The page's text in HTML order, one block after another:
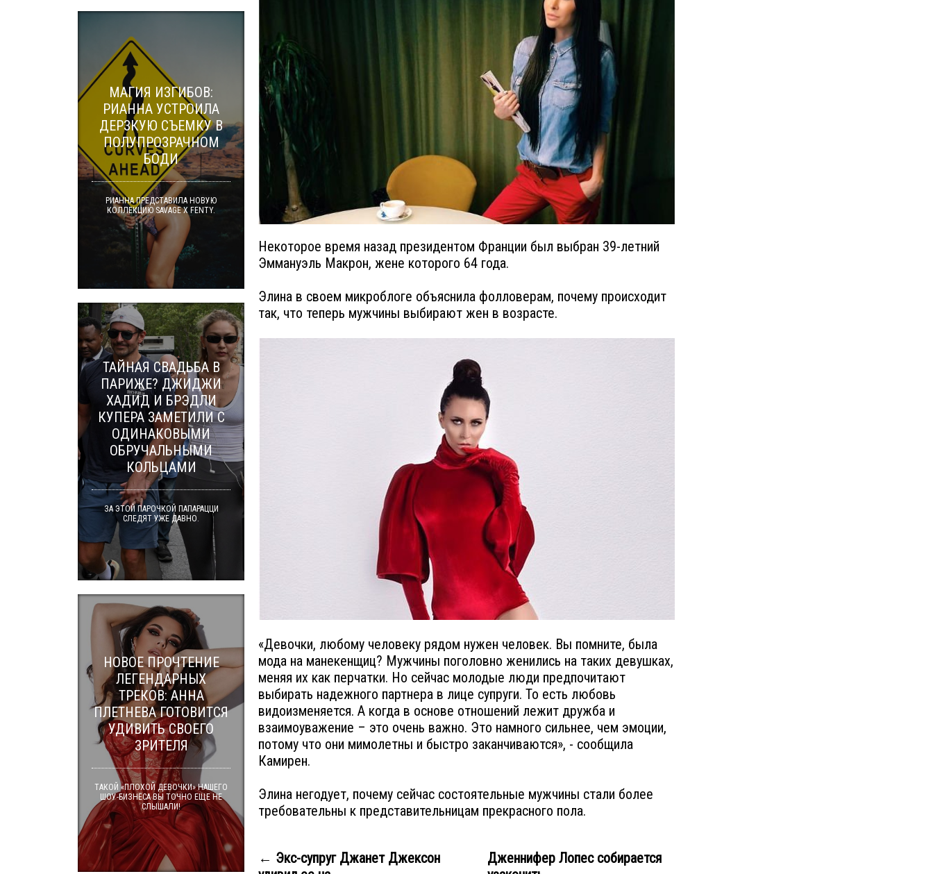
Некоторое время назад президентом Франции был выбран 39-летний
Эммануэль Макрон, жене которого 64 года.
Элина в своем микроблоге объяснила фолловерам, почему происходит
так, что теперь мужчины выбирают жен в возрасте.
«Девочки, любому человеку рядом нужен человек. Вы помните, была
мода на манекенщиц? Мужчины поголовно женились на таких девушках,
меняя их как перчатки. Но сейчас молодые люди предпочитают
выбирать надежного партнера в лице супруги. То есть любовь
видоизменяется. А когда в основе отношений лежит дружба и
взаимоуважение – это очень важно. Это намного сильнее, чем эмоции,
потому что они мимолетны и быстро заканчиваются», - сообщила
Камирен.
Элина негодует, почему сейчас состоятельные мужчины стали более
требовательны к представительницам прекрасного пола.
← Экс-супруг Джанет Джексон
Дженнифер Лопес собирается
МАГИЯ ИЗГИБОВ:
РИАННА УСТРОИЛА
ДЕРЗКУЮ СЪЕМКУ В
ПОЛУПРОЗРАЧНОМ
БОДИ
РИАННА ПРЕДСТАВИЛА НОВУЮ
КОЛЛЕКЦИЮ SAVAGE X FENTY.
ТАЙНАЯ СВАДЬБА В
ПАРИЖЕ? ДЖИДЖИ
ХАДИД И БРЭДЛИ
КУПЕРА ЗАМЕТИЛИ С
ОДИНАКОВЫМИ
ОБРУЧАЛЬНЫМИ
КОЛЬЦАМИ
ЗА ЭТОЙ ПАРОЧКОЙ ПАПАРАЦЦИ
СЛЕДЯТ УЖЕ ДАВНО.
НОВОЕ ПРОЧТЕНИЕ
ЛЕГЕНДАРНЫХ
ТРЕКОВ: АННА
ПЛЕТНЕВА ГОТОВИТСЯ
УДИВИТЬ СВОЕГО
ЗРИТЕЛЯ
ТАКОЙ «ПЛОХОЙ ДЕВОЧКИ» НАШЕГО
ШОУ-БИЗНЕСА ВЫ ТОЧНО ЕЩЕ НЕ
СЛЫШАЛИ!